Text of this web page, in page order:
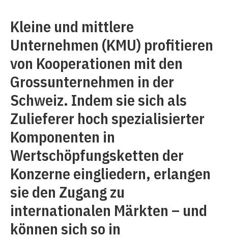
Kleine und mittlere
Unternehmen (KMU) profitieren
von Kooperationen mit den
Grossunternehmen in der
Schweiz. Indem sie sich als
Zulieferer hoch spezialisierter
Komponenten in
Wertschöpfungsketten der
Konzerne eingliedern, erlangen
sie den Zugang zu
internationalen Märkten – und
können sich so in